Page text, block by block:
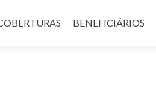
BENEFICIÁRIOS